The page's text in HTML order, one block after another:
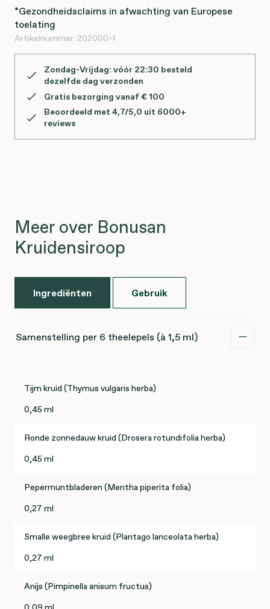
*Gezondheidsclaims in afwachting van Europese
toelating
Artikelnummer: 202000-1
Zondag-Vrijdag: vóór 22:30 besteld
dezelfde dag verzonden
Gratis bezorging vanaf € 100
Beoordeeld met 4,7/5,0 uit 6000+
reviews
Meer over Bonusan
Kruidensiroop
Ingrediënten Gebruik
Samenstelling per 6 theelepels (à 1,5 ml)
Tijm kruid (Thymus vulgaris herba)
0,45 ml
Ronde zonnedauw kruid (Drosera rotundifolia herba)
0,45 ml
Pepermuntbladeren (Mentha piperita folia)
0,27 ml
Smalle weegbree kruid (Plantago lanceolata herba)
0,27 ml
Anijs (Pimpinella anisum fructus)